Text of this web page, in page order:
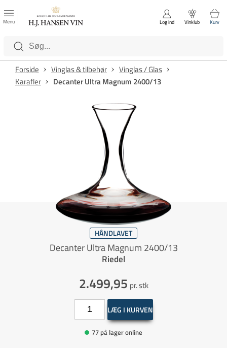
Luk
Kategorier
Menu Log ind Vinklub Kurv
Forside Vinglas & tilbehør
Vinglas / Glas
Karafler
Decanter Ultra Magnum 2400/13
HÅNDLAVET
Decanter Ultra Magnum 2400/13
Riedel
2.499,95 pr. stk
LÆG I KURVEN
77 på lager online